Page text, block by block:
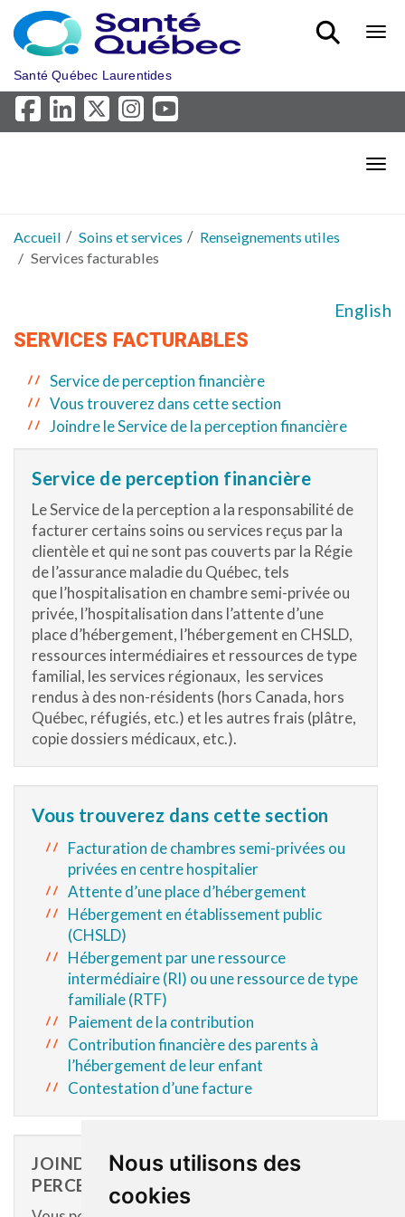
Nous utilisons des
cookies
Aller au menu principal
Santé Québec Laurentides
Accueil Soins et services
Renseignements utiles
Services facturables
English
SERVICES FACTURABLES
Service de perception financière
Vous trouverez dans cette section
Joindre le Service de la perception financière
Service de perception financière
Le Service de la perception a la responsabilité de
facturer certains soins ou services reçus par la
clientèle et qui ne sont pas couverts par la Régie
de l’assurance maladie du Québec, tels
que l’hospitalisation en chambre semi-privée ou
privée, l’hospitalisation dans l’attente d’une
place d’hébergement, l’hébergement en CHSLD,
ressources intermédiaires et ressources de type
familial, les services régionaux, les services
rendus à des non-résidents (hors Canada, hors
Québec, réfugiés, etc.) et les autres frais (plâtre,
copie dossiers médicaux, etc.).
Vous trouverez dans cette section
Facturation de chambres semi-privées ou
privées en centre hospitalier
Attente d’une place d’hébergement
Hébergement en établissement public
(CHSLD)
Hébergement par une ressource
intermédiaire (RI) ou une ressource de type
familiale (RTF)
Paiement de la contribution
Contribution financière des parents à
l’hébergement de leur enfant
Contestation d’une facture
JOINDRE LE SERVICE DE LA
PERCEPTION FINANCIÈRE